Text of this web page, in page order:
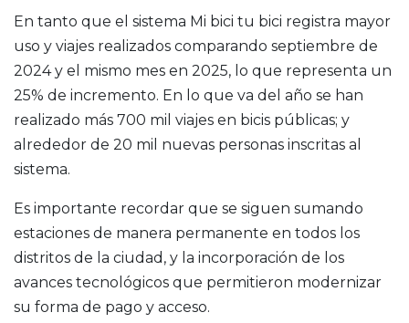
En tanto que el sistema Mi bici tu bici registra mayor
uso y viajes realizados comparando septiembre de
2024 y el mismo mes en 2025, lo que representa un
25% de incremento. En lo que va del año se han
realizado más 700 mil viajes en bicis públicas; y
alrededor de 20 mil nuevas personas inscritas al
sistema.
Es importante recordar que se siguen sumando
estaciones de manera permanente en todos los
distritos de la ciudad, y la incorporación de los
avances tecnológicos que permitieron modernizar
su forma de pago y acceso.